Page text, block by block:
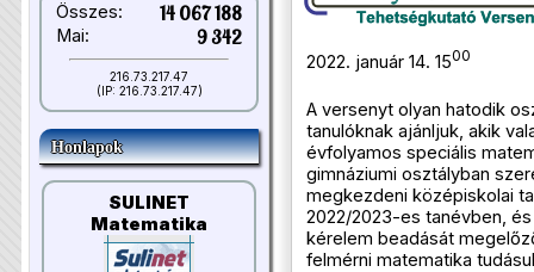
Összes: 14 067 188
Mai: 9 342
216.73.217.47
(IP: 216.73.217.47)
Honlapok
SULINET
Matematika
2022. január 14. 1500
A versenyt olyan hatodik
tanulóknak ajánljuk, akik
évfolyamos speciális
gimnáziumi osztályban
megkezdeni középiskolai
2022/2023-es tanévben,
kérelem beadását
felmérni matematika